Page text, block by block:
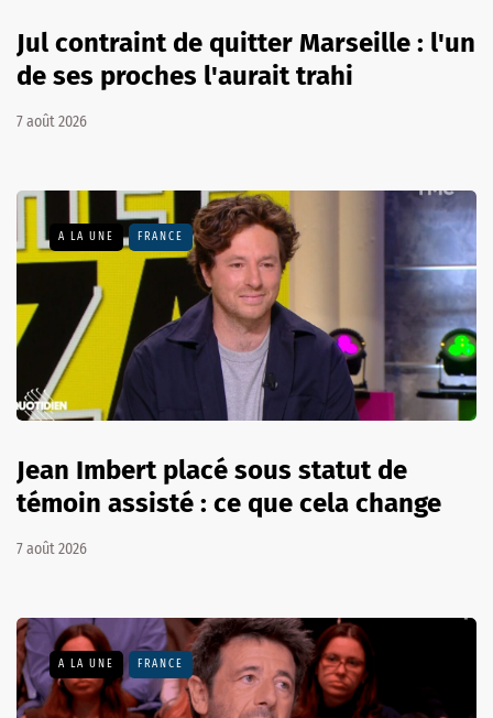
Jul contraint de quitter Marseille : l'un
de ses proches l'aurait trahi
7 août 2026
A LA UNE FRANCE
Jean Imbert placé sous statut de
témoin assisté : ce que cela change
7 août 2026
A LA UNE FRANCE